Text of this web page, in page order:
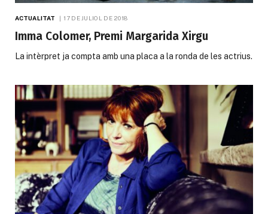
ACTUALITAT 17 DE JULIOL DE 2018
Imma Colomer, Premi Margarida Xirgu
La intèrpret ja compta amb una placa a la ronda de les actrius.